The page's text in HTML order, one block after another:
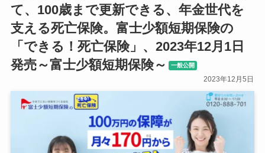
て、100歳まで更新できる、年金世代を
支える死亡保険。富士少額短期保険の
「できる！死亡保険」、2023年12月1日
発売～富士少額短期保険～
一般公開
2023年12月5日